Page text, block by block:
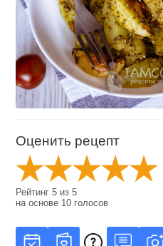
Оценить рецепт
Рейтинг5 из5
на основе 10 голосов